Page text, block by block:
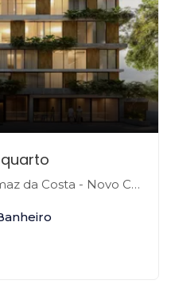
Campeche, Florianópolis-SC